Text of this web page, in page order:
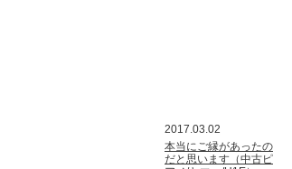
2017.03.02
本当にご縁があったの
だと思います（中古ピ